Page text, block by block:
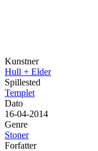
Kunstner
Hull + Elder
Spillested
Templet
Dato
16-04-2014
Genre
Stoner
Forfatter